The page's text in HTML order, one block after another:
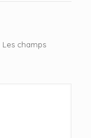
Les champs